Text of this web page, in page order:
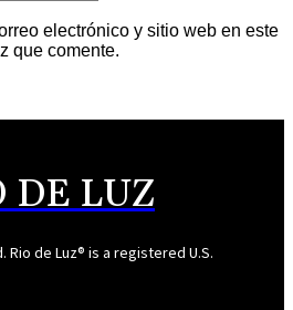
electrónico y sitio web en este
que comente.
DE LUZ
Rio de Luz® is a registered U.S.